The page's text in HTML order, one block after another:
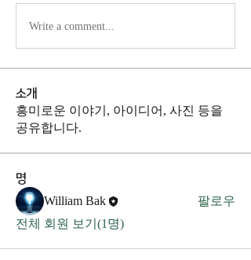
Write a comment...
소개
흥미로운 이야기, 아이디어, 사진 등을
공유합니다.
명
William Bak
팔로우
전체 회원 보기(1명)